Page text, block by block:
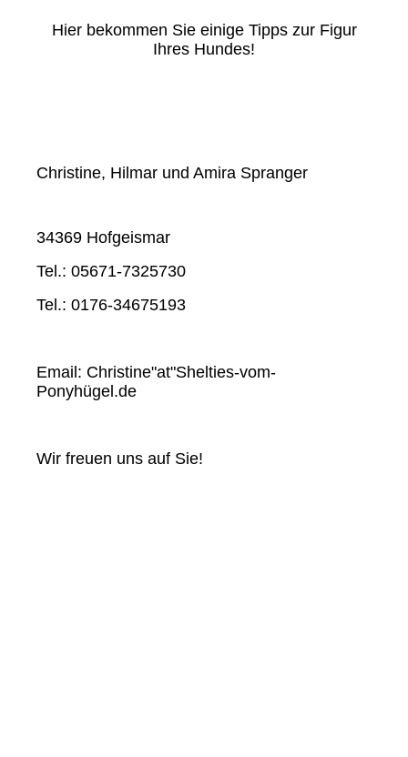
Hier bekommen Sie einige Tipps zur Figur
Ihres Hundes!
Christine, Hilmar und Amira Spranger
34369 Hofgeismar
Tel.: 05671-7325730
Tel.: 0176-34675193
Email: Christine"at"Shelties-vom-
Ponyhügel.de
Wir freuen uns auf Sie!